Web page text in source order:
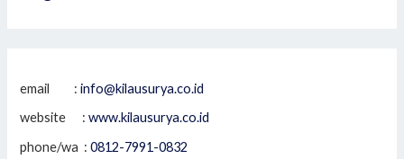
email :info@kilausurya.co.id
website :www.kilausurya.co.id
phone/wa :0812-7991-0832